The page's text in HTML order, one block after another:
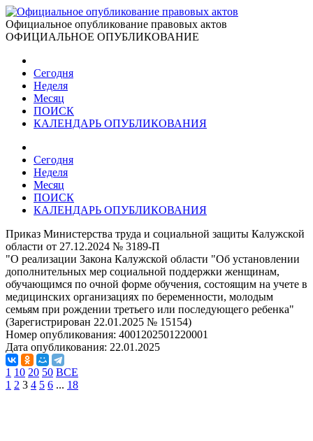
Официальное опубликование правовых актов
ОФИЦИАЛЬНОЕ ОПУБЛИКОВАНИЕ
Сегодня
Неделя
Месяц
ПОИСК
КАЛЕНДАРЬ ОПУБЛИКОВАНИЯ
Сегодня
Неделя
Месяц
ПОИСК
КАЛЕНДАРЬ ОПУБЛИКОВАНИЯ
Приказ Министерства труда и социальной защиты Калужской
области от 27.12.2024 № 3189-П
"О реализации Закона Калужской области "Об установлении
дополнительных мер социальной поддержки женщинам,
обучающимся по очной форме обучения, состоящим на учете в
медицинских организациях по беременности, молодым
семьям при рождении третьего или последующего ребенка"
(Зарегистрирован 22.01.2025 № 15154)
Номер опубликования: 4001202501220001
Дата опубликования: 22.01.2025
1 10 20 50 ВСЕ
1 2 3 4 5 6 ... 18